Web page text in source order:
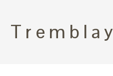
Tremblay